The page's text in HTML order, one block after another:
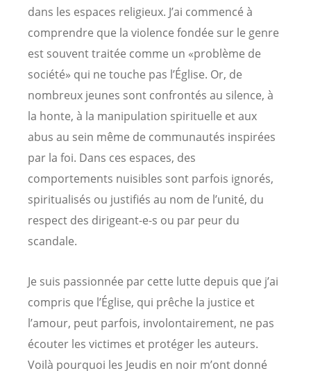
dans les espaces religieux. J’ai commencé à
comprendre que la violence fondée sur le genre
est souvent traitée comme un «problème de
société» qui ne touche pas l’Église. Or, de
nombreux jeunes sont confrontés au silence, à
la honte, à la manipulation spirituelle et aux
abus au sein même de communautés inspirées
par la foi. Dans ces espaces, des
comportements nuisibles sont parfois ignorés,
spiritualisés ou justifiés au nom de l’unité, du
respect des dirigeant-e-s ou par peur du
scandale.
Je suis passionnée par cette lutte depuis que j’ai
compris que l’Église, qui prêche la justice et
l’amour, peut parfois, involontairement, ne pas
écouter les victimes et protéger les auteurs.
Voilà pourquoi les Jeudis en noir m’ont donné